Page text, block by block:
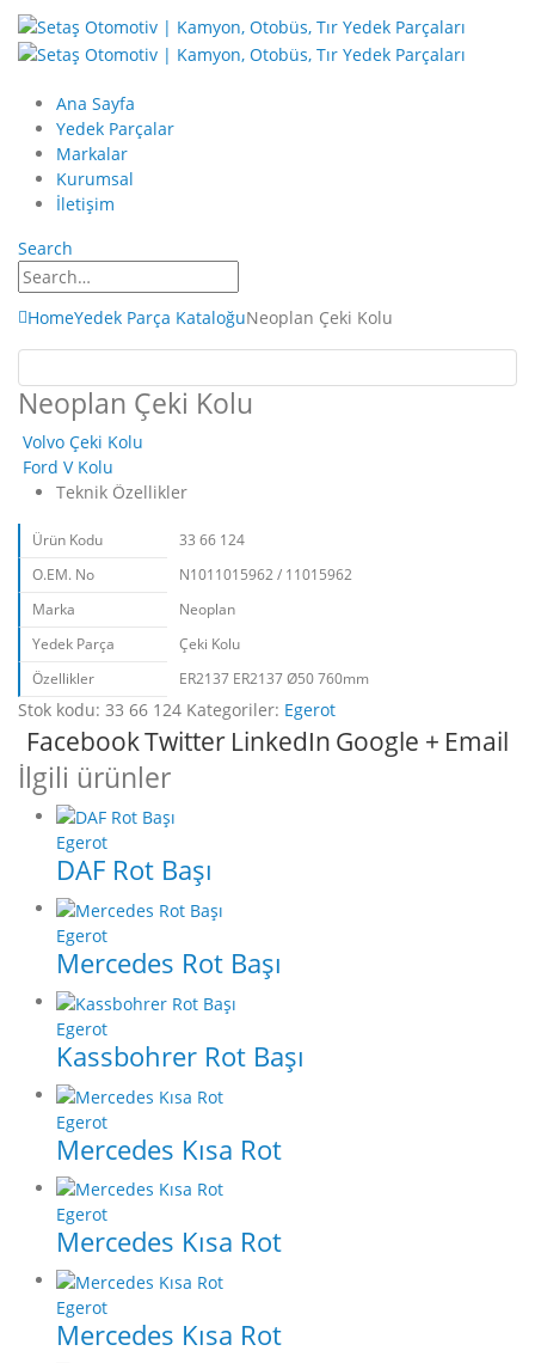
Ana Sayfa
Yedek Parçalar
Markalar
Kurumsal
İletişim
Search
HomeYedek Parça KataloğuNeoplan Çeki Kolu
Neoplan Çeki Kolu
Volvo Çeki Kolu
Ford V Kolu
Teknik Özellikler
Ürün Kodu
33 66 124
O.EM. No
N1011015962 / 11015962
Marka
Neoplan
Yedek Parça
Çeki Kolu
Özellikler
ER2137 ER2137 Ø50 760mm
Stok kodu: 33 66 124 Kategoriler: Egerot
FacebookTwitter LinkedIn Google + Email
İlgili ürünler
Egerot
DAF Rot Başı
Egerot
Mercedes Rot Başı
Egerot
Kassbohrer Rot Başı
Egerot
Mercedes Kısa Rot
Egerot
Mercedes Kısa Rot
Egerot
Mercedes Kısa Rot